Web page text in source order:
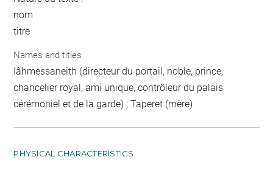
nom
titre
Names and titles
Iâhmessaneith (directeur du portail, noble, prince,
chancelier royal, ami unique, contrôleur du palais
cérémoniel et de la garde) ; Taperet (mère)
PHYSICAL CHARACTERISTICS